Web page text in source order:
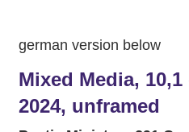
german version below
Mixed Media, 10,1
2024, unframed